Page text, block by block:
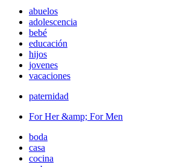
abuelos
adolescencia
bebé
educación
hijos
jovenes
vacaciones
paternidad
For Her &amp; For Men
boda
casa
cocina